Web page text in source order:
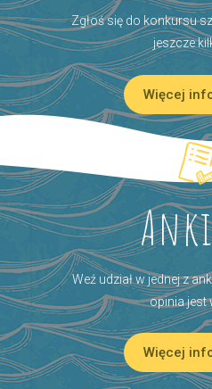
Zgłoś się do konkursu
jeszcze
Więcej
Weź udział w jednej z
opinia jest
Więcej